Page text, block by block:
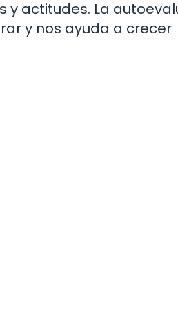
y actitudes. La
y nos ayuda a crecer